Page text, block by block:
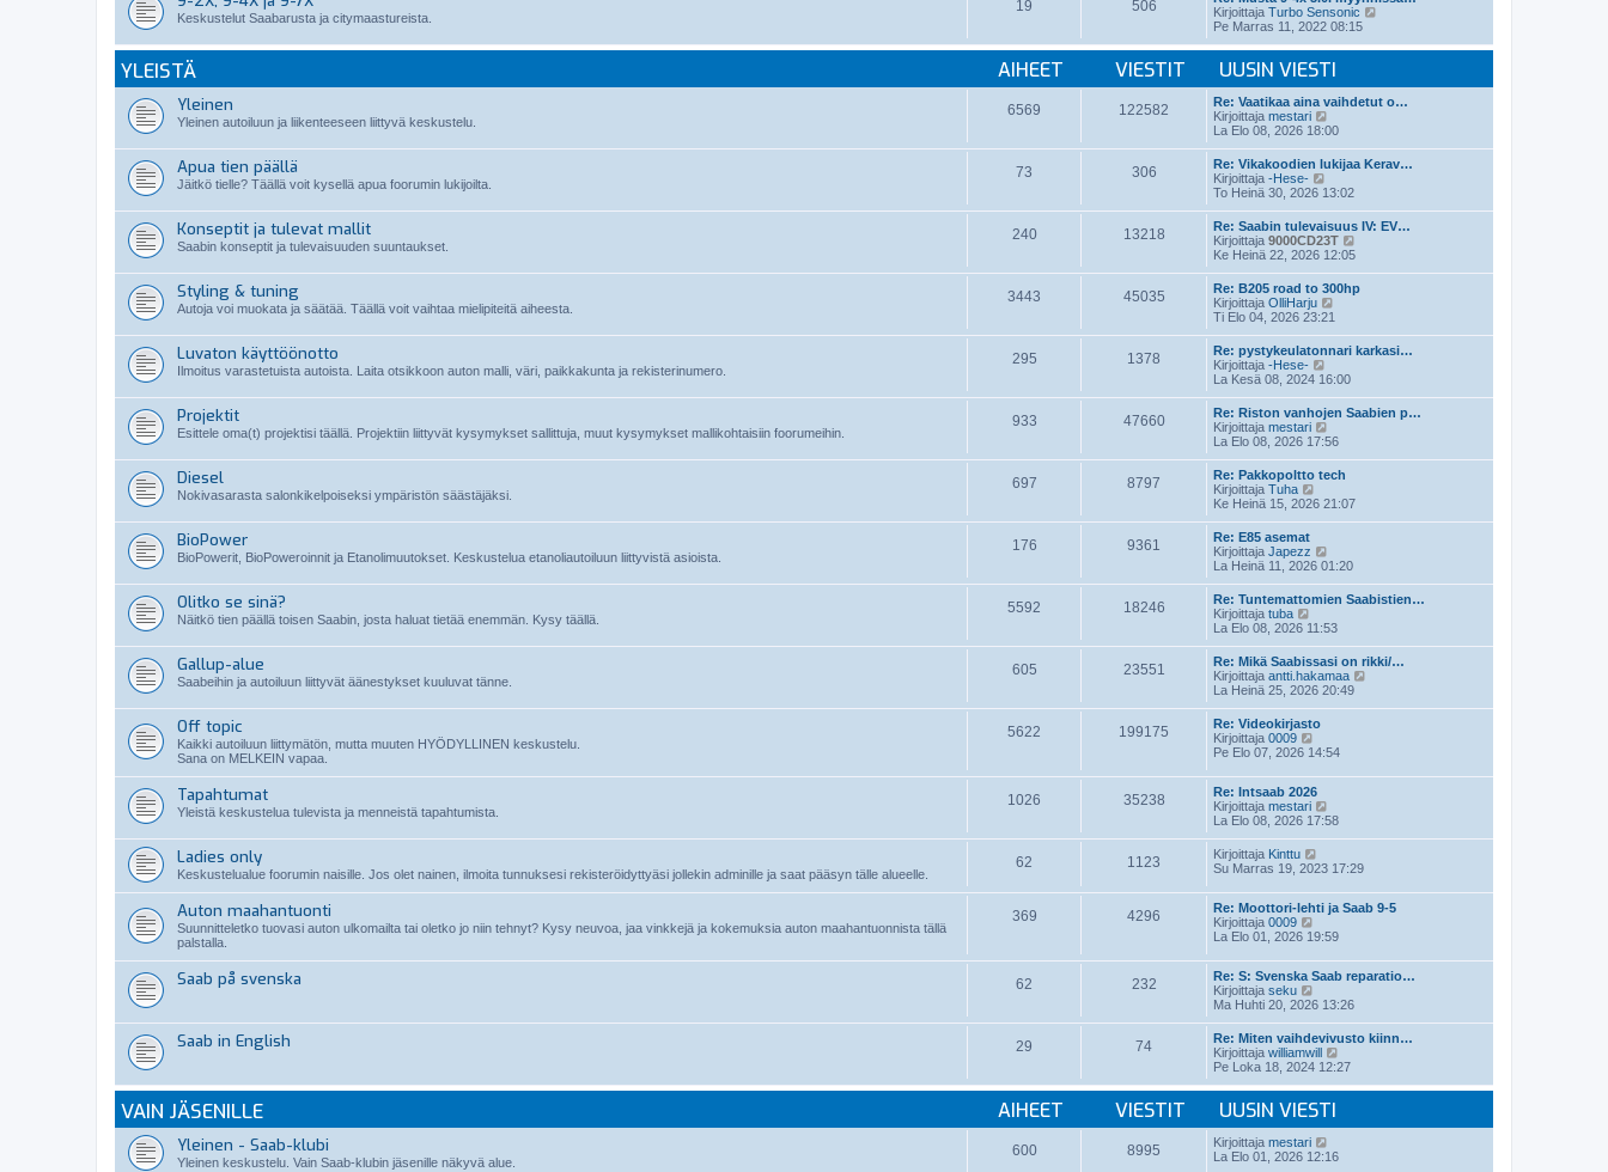
s
t
n
v
i
s
t
i
ä
u
u
s
v
i
t
i
Keskustelut Saabarusta ja citymaastureista.
19 506
Kirjoittaja Turbo Sensonic
t
u
s
v
i
t
Pe Marras 11, 2022 08:15
YLEISTÄ AIHEET VIESTIT UUSIN VIESTI
Yleinen
Yleinen autoiluun ja liikenteeseen liittyvä keskustelu.
6569 122582
Re: Vaatikaa aina vaihdetut o…
Kirjoittaja mestari
ä
t
ä
u
u
s
i
n
v
i
e
s
t
La Elo 08, 2026 18:00
Apua tien päällä
Jäitkö tielle? Täällä voit kysellä apua foorumin lukijoilta.
73 306
Re: Vikakoodien lukijaa Kerav…
Kirjoittaja -Hese-
ä
t
ä
u
u
s
i
n
v
i
e
t
To Heinä 30, 2026 13:02
Konseptit ja tulevat mallit
Saabin konseptit ja tulevaisuuden suuntaukset.
240 13218
Re: Saabin tulevaisuus IV: EV…
Kirjoittaja 9000CD23T
ä
s
i
i
e
Ke Heinä 22, 2026 12:05
Styling & tuning
Autoja voi muokata ja säätää. Täällä voit vaihtaa mielipiteitä aiheesta.
3443 45035
Re: B205 road to 300hp
Kirjoittaja OlliHarju
ä
u
u
s
i
v
i
e
t
Ti Elo 04, 2026 23:21
Luvaton käyttöönotto
Ilmoitus varastetuista autoista. Laita otsikkoon auton malli, väri, paikkakunta ja rekisterinumero.
295 1378
Re: pystykeulatonnari karkasi…
Kirjoittaja -Hese-
ä
t
ä
u
u
s
i
v
i
s
t
La Kesä 08, 2024 16:00
Projektit
Esittele oma(t) projektisi täällä. Projektiin liittyvät kysymykset sallittuja, muut kysymykset mallikohtaisiin foorumeihin.
933 47660
Re: Riston vanhojen Saabien p…
Kirjoittaja mestari
ä
ä
u
u
s
v
i
e
t
La Elo 08, 2026 17:56
Diesel
Nokivasarasta salonkikelpoiseksi ympäristön säästäjäksi.
697 8797
Re: Pakkopoltto tech
Kirjoittaja Tuha
ä
ä
u
u
s
i
v
i
e
s
t
Ke Heinä 15, 2026 21:07
BioPower
BioPowerit, BioPoweroinnit ja Etanolimuutokset. Keskustelua etanoliautoiluun liittyvistä asioista.
176 9361
Re: E85 asemat
Kirjoittaja Japezz
ä
ä
u
u
s
i
n
v
i
t
La Heinä 11, 2026 01:20
Olitko se sinä?
Näitkö tien päällä toisen Saabin, josta haluat tietää enemmän. Kysy täällä.
5592 18246
Re: Tuntemattomien Saabistien…
Kirjoittaja tuba
ä
ä
u
u
s
i
n
v
e
s
t
i
La Elo 08, 2026 11:53
Gallup-alue
Saabeihin ja autoiluun liittyvät äänestykset kuuluvat tänne.
605 23551
Re: Mikä Saabissasi on rikki/…
Kirjoittaja antti.hakamaa
s
i
La Heinä 25, 2026 20:49
Off topic
Kaikki autoiluun liittymätön, mutta muuten HYÖDYLLINEN keskustelu.
Sana on MELKEIN vapaa.
5622 199175
Re: Videokirjasto
Kirjoittaja 0009
ä
t
ä
u
u
s
i
n
i
e
t
Pe Elo 07, 2026 14:54
Tapahtumat
Yleistä keskustelua tulevista ja menneistä tapahtumista.
1026 35238
Re: Intsaab 2026
Kirjoittaja mestari
ä
ä
u
u
s
i
n
i
e
t
i
La Elo 08, 2026 17:58
Ladies only
Keskustelualue foorumin naisille. Jos olet nainen, ilmoita tunnuksesi rekisteröidyttyäsi jollekin adminille ja saat pääsyn tälle alueelle.
62 1123 Kirjoittaja Kinttu
ä
t
ä
u
n
i
e
s
i
Su Marras 19, 2023 17:29
Auton maahantuonti
Suunnitteletko tuovasi auton ulkomailta tai oletko jo niin tehnyt? Kysy neuvoa, jaa vinkkejä ja kokemuksia auton maahantuonnista tällä
palstalla.
369 4296
Re: Moottori-lehti ja Saab 9-5
Kirjoittaja 0009
ä
t
ä
u
s
i
n
v
e
s
t
i
La Elo 01, 2026 19:59
Saab på svenska 62 232
Re: S: Svenska Saab reparatio…
Kirjoittaja seku
ä
ä
u
u
s
i
n
v
i
e
Ma Huhti 20, 2026 13:26
Saab in English 29 74
Re: Miten vaihdevivusto kiinn…
Kirjoittaja williamwill
ä
t
Pe Loka 18, 2024 12:27
VAIN JÄSENILLE AIHEET VIESTIT UUSIN VIESTI
Yleinen - Saab-klubi
Yleinen keskustelu. Vain Saab-klubin jäsenille näkyvä alue.
600 8995 Kirjoittaja mestari
ä
La Elo 01, 2026 12:16